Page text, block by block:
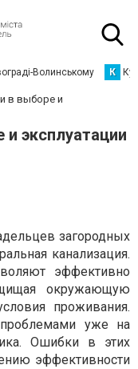
Волинському К
в выборе и
эксплуатации
загородных
канализация.
эффективно
окружающую
проживания.
уже на
Ошибки в этих
эффективности